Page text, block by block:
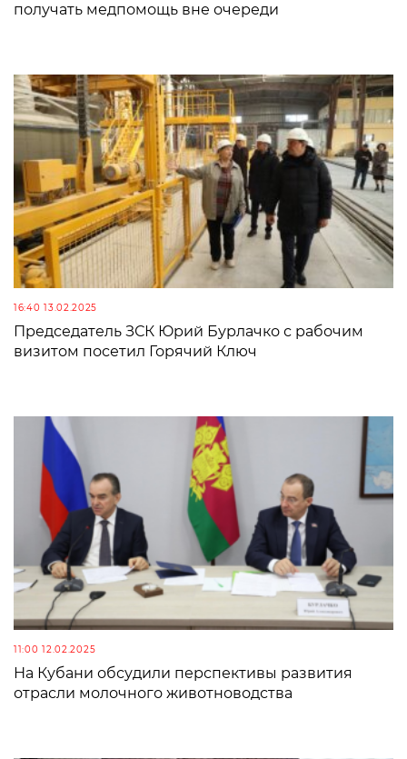
получать медпомощь вне очереди
16:40 13.02.2025
Председатель ЗСК Юрий Бурлачко с рабочим
визитом посетил Горячий Ключ
11:00 12.02.2025
На Кубани обсудили перспективы развития
отрасли молочного животноводства